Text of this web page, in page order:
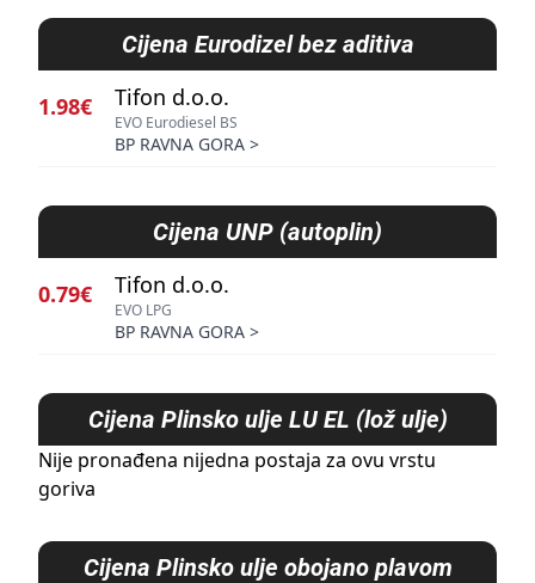
Cijena Eurodizel bez aditiva
1.98€ Tifon d.o.o.
EVO Eurodiesel BS
BP RAVNA GORA >
Cijena UNP (autoplin)
0.79€ Tifon d.o.o.
EVO LPG
BP RAVNA GORA >
Cijena Plinsko ulje LU EL (lož ulje)
Nije pronađena nijedna postaja za ovu vrstu
goriva
Cijena Plinsko ulje obojano plavom